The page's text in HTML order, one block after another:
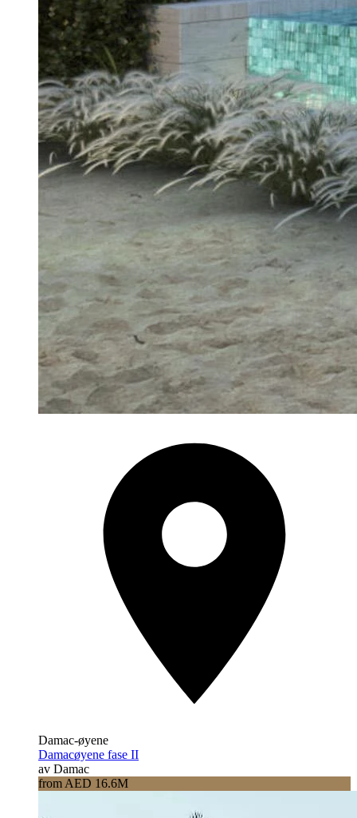
Damac-øyene
Damacøyene fase II
av Damac
from AED 16.6M